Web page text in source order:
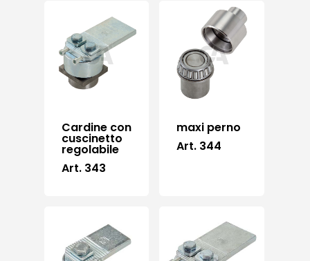
Cardine con
cuscinetto
regolabile
Art. 343
maxi perno
Art. 344